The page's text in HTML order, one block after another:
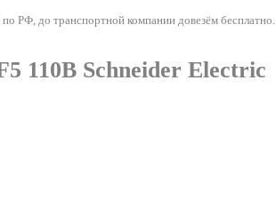
РФ, до транспортной компании довезём бесплатно.
110В Schneider Electric